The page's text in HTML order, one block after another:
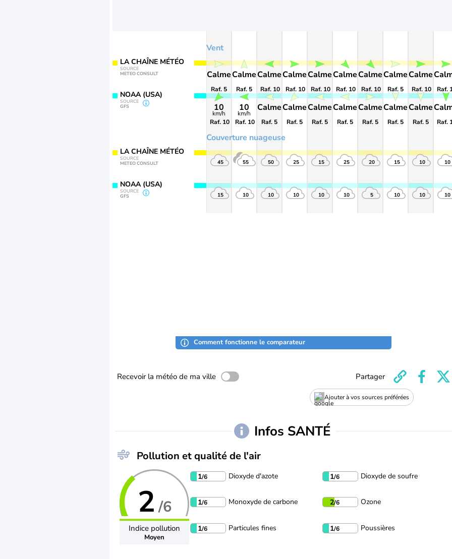
LA CHAÎNE MÉTÉO
SOURCE
METEO CONSULT
NOAA (USA)
SOURCE
GFS
LA CHAÎNE MÉTÉO
SOURCE
METEO CONSULT
NOAA (USA)
SOURCE
GFS
Vent
Couverture nuageuse
Calme
Raf. 5
10
km/h
Raf. 10
45
15
Calme
Raf. 5
10
km/h
Raf. 10
55
10
Calme
Raf. 10
Calme
Raf. 5
50
10
Calme
Raf. 10
Calme
Raf. 5
25
10
Calme
Raf. 10
Calme
Raf. 5
15
10
Calme
Raf. 10
Calme
Raf. 5
25
10
Calme
Raf. 10
Calme
Raf. 5
20
5
Calme
Raf. 5
Calme
Raf. 5
15
10
Calme
Raf. 10
Calme
Raf. 5
10
10
Raf.
Raf.
10
10
Comment fonctionne le comparateur
Recevoir la météo de ma ville
Ajouter à vos sources préférées
Partager
Infos SANTÉ
Pollution et qualité de l'air
2 /6
Indice pollution
Moyen
1/6 Dioxyde d'azote 1/6 Dioxyde de soufre
1/6 Monoxyde de carbone 2/6 Ozone
1/6 Particules fines 1/6 Poussières